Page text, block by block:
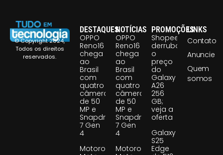
© Copyright 2024,
Todos os direitos
reservados.
DESTAQUES
OPPO
Reno16
chega
ao
Brasil
com
quatro
câmeras
de 50
MP e
Snapdragon
7 Gen
4
Motorola
NOTÍCIAS
OPPO
Reno16
chega
ao
Brasil
com
quatro
câmeras
de 50
MP e
Snapdragon
7 Gen
4
Motorola
PROMOÇÕES
Shopee
derruba
o
preço
do
Galaxy
A26
256
GB;
veja a
oferta
Galaxy
S25
Edge
LINKS
Contato
Anuncie
Quem
somos